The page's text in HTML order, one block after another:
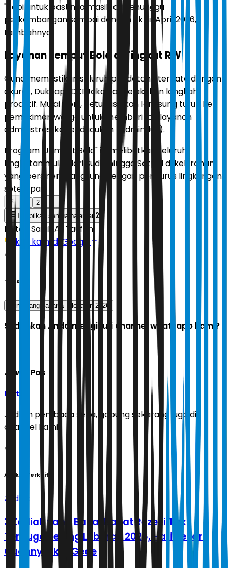
"Tapi untuk pastinya masih di menunggu
perkembangan sampai dengan akhir April 2026,"
tambahnya.
Layanan Jemput Bola di Tingkat RW
Guna memastikan seluruh pendatang terdata dengan
akurat, Dukcapil DKI Jakarta melakukan langkah
proaktif. Mulai April, petugas akan langsung turun ke
pemukiman warga untuk memberikan layanan
administrasi kependudukan (Adminduk).
Program "Jemput Bola" ini melibatkan seluruh
tingkatan mulai dari Sudin hingga Satpel di kelurahan,
yang bersinergi langsung dengan pengurus lingkungan
setempat.
2
Tampilkan semua halaman2
Editor: Sabik Aji Taufan
Ikuti kami di Google
Tags
Pendatang Jakarta lebaran 2026
Sudahkah Anda mengikuti channel whatsapp kami?
Jawa Pos
Ikuti
Jadilah pembaca setia, gabung sekarang juga di
channel kami!
Artikel Terkait
Zodiak
3 Zodiak yang Bakal Dapat Rezeki Tak
Terduga Jelang Lebaran 2026, Hari Besar
Cuannya Ikut Gede